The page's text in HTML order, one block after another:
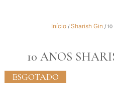
Início/ Sharish Gin /
ESGOTADO
10 ANOS